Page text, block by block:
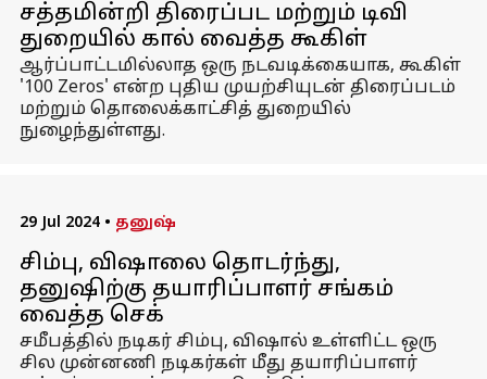
சத்தமின்றி திரைப்பட மற்றும் டிவி
துறையில் கால் வைத்த கூகிள்
ஆர்ப்பாட்டமில்லாத ஒரு நடவடிக்கையாக, கூகிள்
'100 Zeros' என்ற புதிய முயற்சியுடன் திரைப்படம்
மற்றும் தொலைக்காட்சித் துறையில்
நுழைந்துள்ளது.
29 Jul 2024 • தனுஷ்
சிம்பு, விஷாலை தொடர்ந்து,
தனுஷிற்கு தயாரிப்பாளர் சங்கம்
வைத்த செக்
சமீபத்தில் நடிகர் சிம்பு, விஷால் உள்ளிட்ட ஒரு
சில முன்னணி நடிகர்கள் மீது தயாரிப்பாளர்